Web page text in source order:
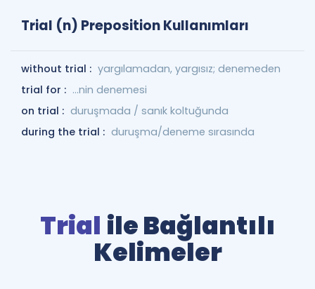
Trial (n) Preposition Kullanımları
without trial : yargılamadan, yargısız; denemeden
trial for : ...nin denemesi
on trial : duruşmada / sanık koltuğunda
during the trial : duruşma/deneme sırasında
Trial ile Bağlantılı
Kelimeler